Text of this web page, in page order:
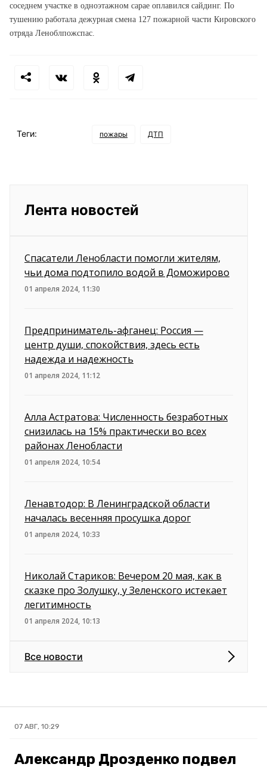
соседнем участке в одноэтажном сарае оплавился сайдинг. По
тушению работала дежурная смена 127 пожарной части Кировского
отряда Леноблпожспас.
Теги: пожары ДТП
Лента новостей
Спасатели Ленобласти помогли жителям,
чьи дома подтопило водой в Доможирово
01 апреля 2024, 11:30
Предприниматель-афганец: Россия —
центр души, спокойствия, здесь есть
надежда и надежность
01 апреля 2024, 11:12
Алла Астратова: Численность безработных
снизилась на 15% практически во всех
районах Ленобласти
01 апреля 2024, 10:54
Ленавтодор: В Ленинградской области
началась весенняя просушка дорог
01 апреля 2024, 10:33
Николай Стариков: Вечером 20 мая, как в
сказке про Золушку, у Зеленского истекает
легитимность
01 апреля 2024, 10:13
Все новости
07 АВГ, 10:29
Александр Дрозденко подвел